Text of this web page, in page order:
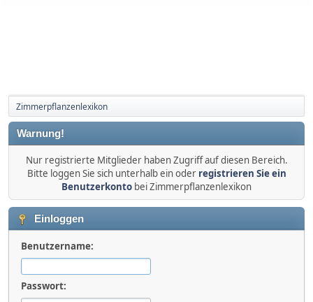
Zimmerpflanzenlexikon
Warnung!
Nur registrierte Mitglieder haben Zugriff auf diesen Bereich.
Bitte loggen Sie sich unterhalb ein oder registrieren Sie ein
Benutzerkonto bei Zimmerpflanzenlexikon
Einloggen
Benutzername:
Passwort: